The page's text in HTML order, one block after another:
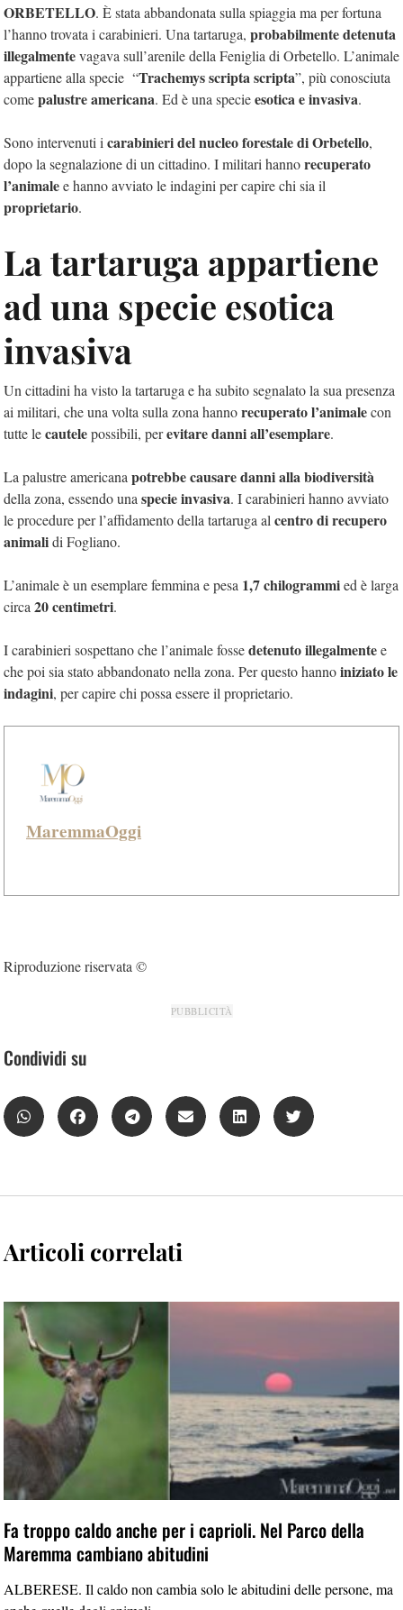
ORBETELLO. È stata abbandonata sulla spiaggia ma per fortuna
l’hanno trovata i carabinieri. Una tartaruga, probabilmente detenuta
illegalmentevagava sull’arenile della Feniglia di Orbetello. L’animale
appartiene alla specie “Trachemys scripta scripta”, più conosciuta
comepalustre americana. Ed è una specieesotica e invasiva.
Sono intervenuti i carabinieri del nucleo forestale di Orbetello,
dopo la segnalazione di un cittadino. I militari hannorecuperato
l’animalee hanno avviato le indagini per capire chi sia il
proprietario.
La tartaruga appartiene
ad una specie esotica
invasiva
Un cittadini ha visto la tartaruga e ha subito segnalato la sua presenza
ai militari, che una volta sulla zona hannorecuperato l’animalecon
tutte lecautelepossibili, perevitare danni all’esemplare.
La palustre americana potrebbe causare danni alla biodiversità
della zona, essendo una specie invasiva. I carabinieri hanno avviato
le procedure per l’affidamento della tartaruga al centro di recupero
animalidi Fogliano.
L’animale è un esemplare femmina e pesa 1,7 chilogrammied è larga
circa 20 centimetri.
I carabinieri sospettano che l’animale fossedetenuto illegalmentee
che poi sia stato abbandonato nella zona. Per questo hannoiniziato le
indagini, per capire chi possa essere il proprietario.
MaremmaOggi
Riproduzione riservata ©
PUBBLICITÀ
Condividi su
Articoli correlati
Fa troppo caldo anche per i caprioli. Nel Parco della
Maremma cambiano abitudini
ALBERESE. Il caldo non cambia solo le abitudini delle persone, ma